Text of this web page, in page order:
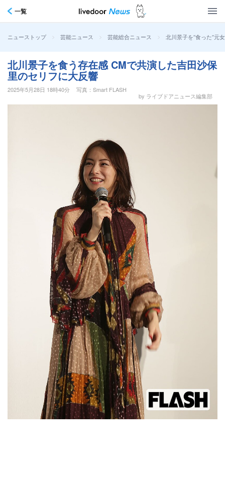
一覧
ニューストップ > 芸能ニュース > 芸能総合ニュース > 北川景子を“食った”元
北川景子を食う存在感 CMで共演した吉田沙保
里のセリフに大反響
2025年5月28日 18時40分
写真：Smart FLASH
by ライブドアニュース編集部